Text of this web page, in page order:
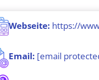
Webseite: https://
Email: [email